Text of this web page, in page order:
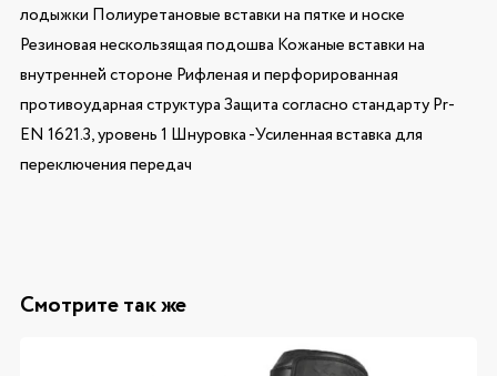
лодыжки Полиуретановые вставки на пятке и носке
Резиновая нескользящая подошва Кожаные вставки на
внутренней стороне Рифленая и перфорированная
противоударная структура Защита согласно стандарту Pr-
EN 1621.3, уровень 1 Шнуровка -Усиленная вставка для
переключения передач
Смотрите так же